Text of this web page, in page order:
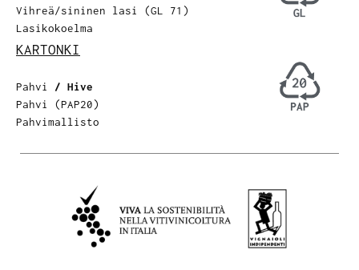
Vihreä/sininen lasi (GL 71)
Lasikokoelma
KARTONKI
Pahvi / Hive
Pahvi (PAP20)
Pahvimallisto